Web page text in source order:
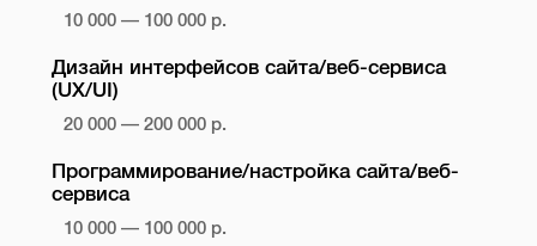
10 000 — 100 000 р.
Дизайн интерфейсов сайта/веб-сервиса
(UX/UI)
20 000 — 200 000 р.
Программирование/настройка сайта/веб-
сервиса
10 000 — 100 000 р.